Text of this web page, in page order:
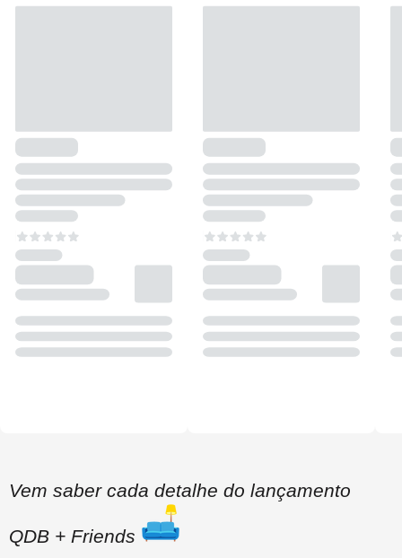
Vem saber cada detalhe do lançamento
QDB + Friends